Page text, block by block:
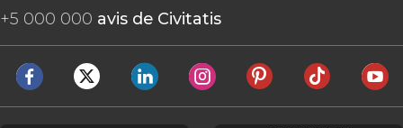
+5 000 000 avis de Civitatis